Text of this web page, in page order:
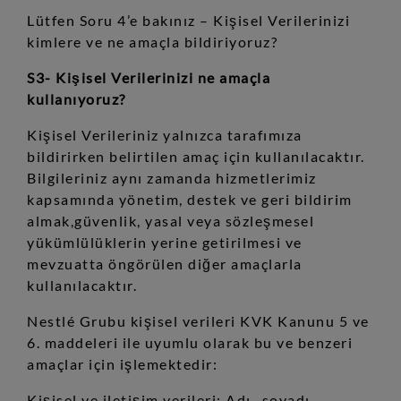
Lütfen Soru 4’e bakınız – Kişisel Verilerinizi
kimlere ve ne amaçla bildiriyoruz?
S3- Kişisel Verilerinizi ne amaçla
kullanıyoruz?
Kişisel Verileriniz yalnızca tarafımıza
bildirirken belirtilen amaç için kullanılacaktır.
Bilgileriniz aynı zamanda hizmetlerimiz
kapsamında yönetim, destek ve geri bildirim
almak,güvenlik, yasal veya sözleşmesel
yükümlülüklerin yerine getirilmesi ve
mevzuatta öngörülen diğer amaçlarla
kullanılacaktır.
Nestlé Grubu kişisel verileri KVK Kanunu 5 ve
6. maddeleri ile uyumlu olarak bu ve benzeri
amaçlar için işlemektedir: